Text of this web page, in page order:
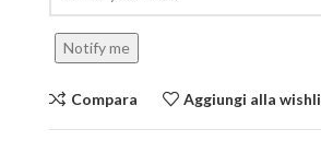
Notify me
Compara Aggiungi alla